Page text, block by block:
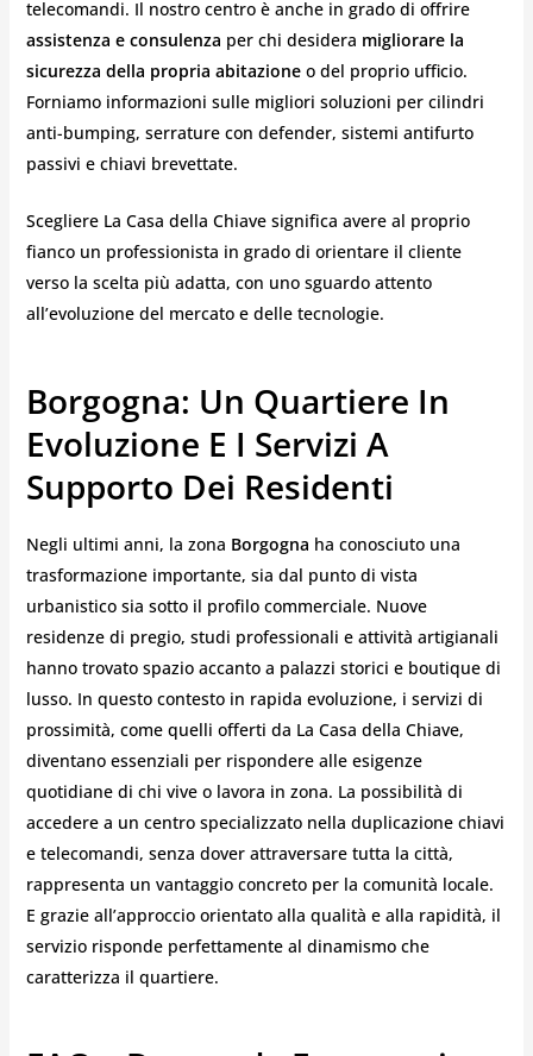
telecomandi. Il nostro centro è anche in grado di offrire
assistenza e consulenza per chi desidera migliorare la
sicurezza della propria abitazioneo del proprio ufficio.
Forniamo informazioni sulle migliori soluzioni per cilindri
anti-bumping, serrature con defender, sistemi antifurto
passivi e chiavi brevettate.
Scegliere La Casa della Chiave significa avere al proprio
fianco un professionista in grado di orientare il cliente
verso la scelta più adatta, con uno sguardo attento
all’evoluzione del mercato e delle tecnologie.
Borgogna: Un Quartiere In
Evoluzione E I Servizi A
Supporto Dei Residenti
Negli ultimi anni, la zona Borgogna ha conosciuto una
trasformazione importante, sia dal punto di vista
urbanistico sia sotto il profilo commerciale. Nuove
residenze di pregio, studi professionali e attività artigianali
hanno trovato spazio accanto a palazzi storici e boutique di
lusso. In questo contesto in rapida evoluzione, i servizi di
prossimità, come quelli offerti da La Casa della Chiave,
diventano essenziali per rispondere alle esigenze
quotidiane di chi vive o lavora in zona. La possibilità di
accedere a un centro specializzato nella duplicazione chiavi
e telecomandi, senza dover attraversare tutta la città,
rappresenta un vantaggio concreto per la comunità locale.
E grazie all’approccio orientato alla qualità e alla rapidità, il
servizio risponde perfettamente al dinamismo che
caratterizza il quartiere.